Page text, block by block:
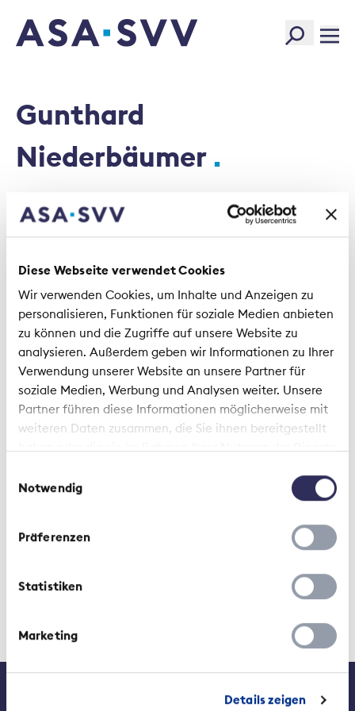
Diese Webseite verwendet Cookies
Wir verwenden Cookies, um Inhalte und Anzeigen zu
personalisieren, Funktionen für soziale Medien anbieten
zu können und die Zugriffe auf unsere Website zu
analysieren. Außerdem geben wir Informationen zu Ihrer
Verwendung unserer Website an unsere Partner für
soziale Medien, Werbung und Analysen weiter. Unsere
Partner führen diese Informationen möglicherweise mit
weiteren Daten zusammen, die Sie ihnen bereitgestellt
haben oder die sie im Rahmen Ihrer Nutzung der Dienste
Notwendig
Präferenzen
Statistiken
Marketing
Details zeigen
SVV Logo
Gunthard
Niederbäumer
Filtra per tipo di articolo
Attualités Punti di vista Fatti e cifre
Informazioni di base Documenti tecnici
Lettera di sessione
0 Articoli
Contatto